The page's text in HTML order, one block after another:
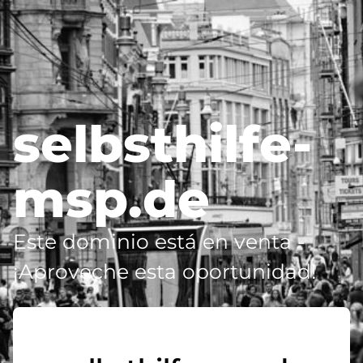
selbsthilfe-
msp.de
Este dominio está en venta -
¡Aproveche esta oportunidad!